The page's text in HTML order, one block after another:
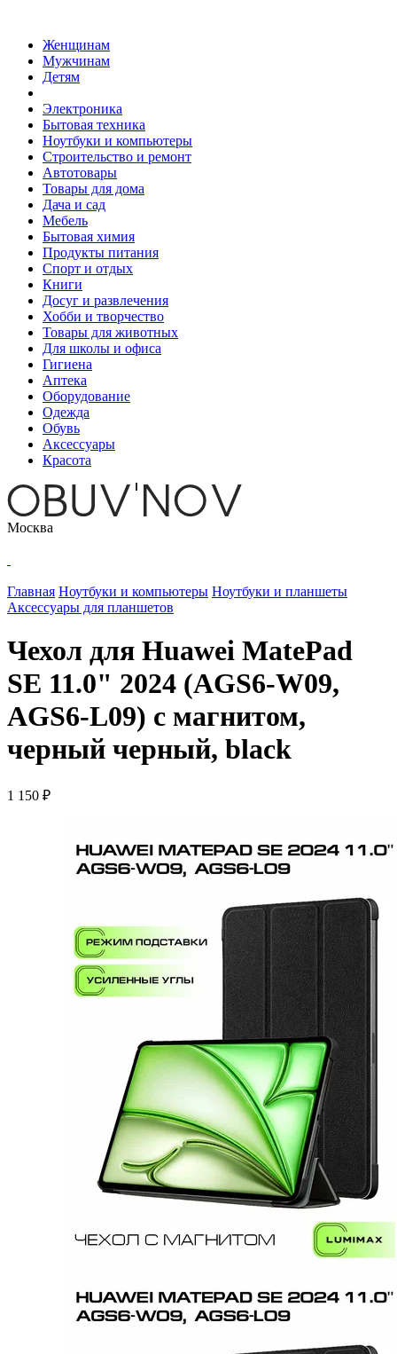
Женщинам
Мужчинам
Детям
Электроника
Бытовая техника
Ноутбуки и компьютеры
Строительство и ремонт
Автотовары
Товары для дома
Дача и сад
Мебель
Бытовая химия
Продукты питания
Спорт и отдых
Книги
Досуг и развлечения
Хобби и творчество
Товары для животных
Для школы и офиса
Гигиена
Аптека
Оборудование
Одежда
Обувь
Аксессуары
Красота
Москва
Главная Ноутбуки и компьютеры Ноутбуки и планшеты
Аксессуары для планшетов
Чехол для Huawei MatePad
SE 11.0" 2024 (AGS6-W09,
AGS6-L09) с магнитом,
черный черный, black
1 150 ₽